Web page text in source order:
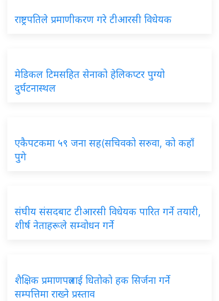
राष्ट्रपतिले प्रमाणीकरण गरे टीआरसी विधेयक
मेडिकल टिमसहित सेनाको हेलिकप्टर पुग्यो
दुर्घटनास्थल
एकैपटकमा ५९ जना सह(सचिवको सरुवा, को कहाँ
पुगे
संघीय संसदबाट टीआरसी विधेयक पारित गर्ने तयारी,
शीर्ष नेताहरूले सम्वोधन गर्ने
शैक्षिक प्रमाणपत्रलाई धितोको हक सिर्जना गर्ने
सम्पत्तिमा राख्ने प्रस्ताव